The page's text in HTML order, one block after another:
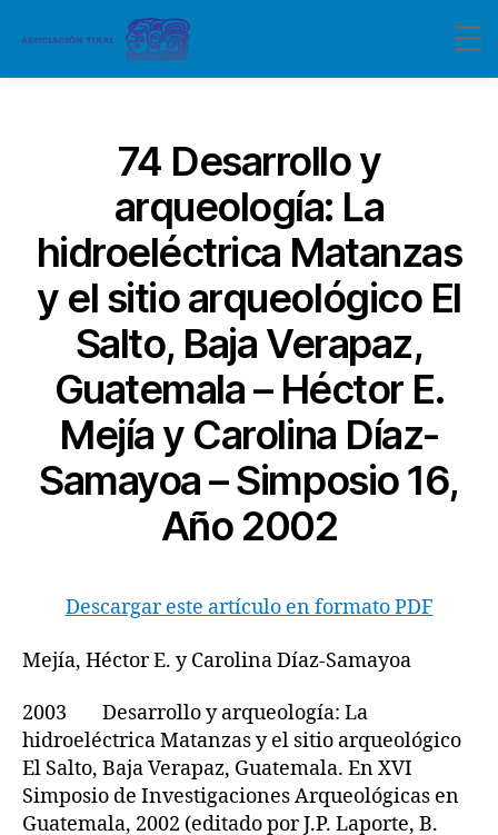
74 Desarrollo y
arqueología: La
hidroeléctrica Matanzas
y el sitio arqueológico El
Salto, Baja Verapaz,
Guatemala – Héctor E.
Mejía y Carolina Díaz-
Samayoa – Simposio 16,
Año 2002
Descargar este artículo en formato PDF
Mejía, Héctor E. y Carolina Díaz-Samayoa
2003 Desarrollo y arqueología: La
hidroeléctrica Matanzas y el sitio arqueológico
El Salto, Baja Verapaz, Guatemala. En XVI
Simposio de Investigaciones Arqueológicas en
Guatemala, 2002 (editado por J.P. Laporte, B.